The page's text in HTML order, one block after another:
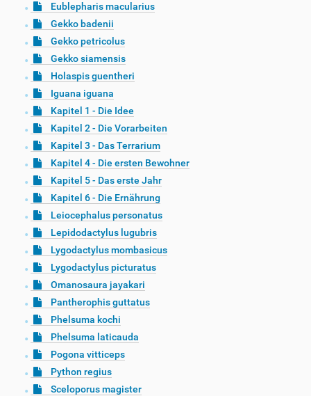
Eublepharis macularius
Gekko badenii
Gekko petricolus
Gekko siamensis
Holaspis guentheri
Iguana iguana
Kapitel 1 - Die Idee
Kapitel 2 - Die Vorarbeiten
Kapitel 3 - Das Terrarium
Kapitel 4 - Die ersten Bewohner
Kapitel 5 - Das erste Jahr
Kapitel 6 - Die Ernährung
Leiocephalus personatus
Lepidodactylus lugubris
Lygodactylus mombasicus
Lygodactylus picturatus
Omanosaura jayakari
Pantherophis guttatus
Phelsuma kochi
Phelsuma laticauda
Pogona vitticeps
Python regius
Sceloporus magister